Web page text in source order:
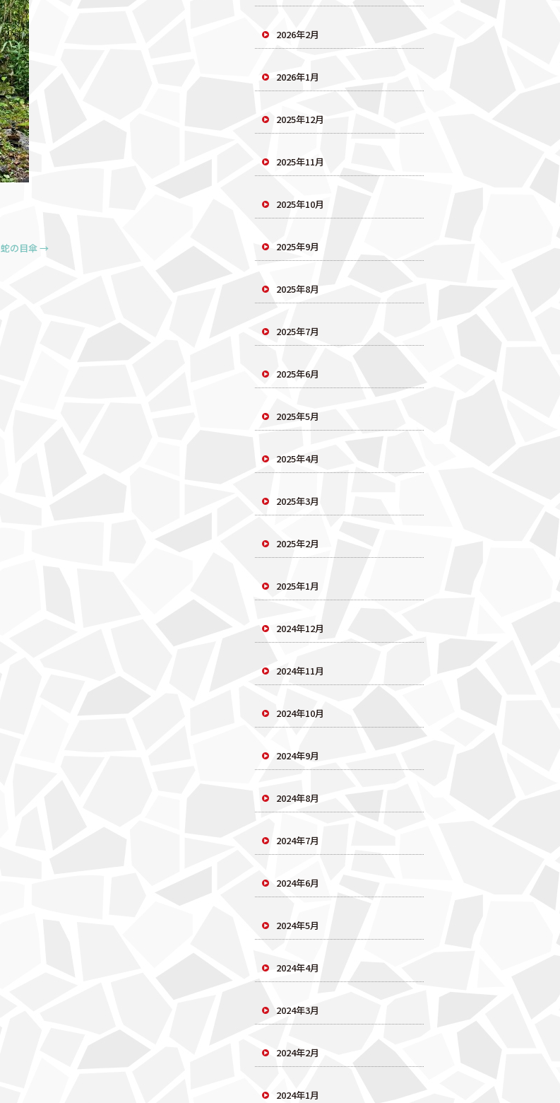
蛇の目傘→
2026年2月
2026年1月
2025年12月
2025年11月
2025年10月
2025年9月
2025年8月
2025年7月
2025年6月
2025年5月
2025年4月
2025年3月
2025年2月
2025年1月
2024年12月
2024年11月
2024年10月
2024年9月
2024年8月
2024年7月
2024年6月
2024年5月
2024年4月
2024年3月
2024年2月
2024年1月